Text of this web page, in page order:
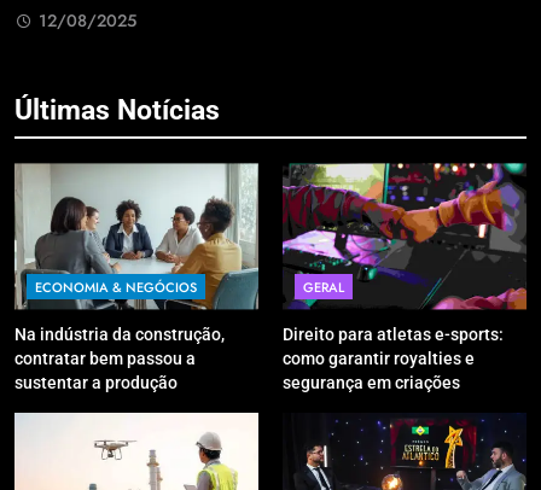
Últimas Notícias
ECONOMIA & NEGÓCIOS
Na indústria da construção,
contratar bem passou a
sustentar a produção
GERAL
Direito para atletas e-sports:
como garantir royalties e
segurança em criações